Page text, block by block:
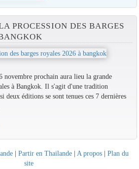
PROCESSION DES BARGES
novembre prochain aura lieu la grande
à Bangkok. Il s'agit d'une tradition
deux éditions se sont tenues ces 7 dernières
| Partir en Thailande | A propos | Plan du
site